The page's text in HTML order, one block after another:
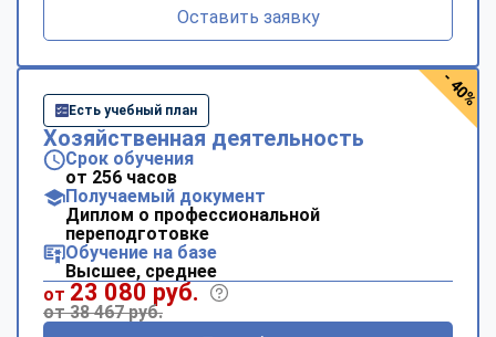
Оставить заявку
Есть учебный план
Хозяйственная деятельность
Срок обучения
от 256 часов
Получаемый документ
Диплом о профессиональной
переподготовке
Обучение на базе
Высшее, среднее
от 23 080 руб.
от 38 467 руб.
- 40%